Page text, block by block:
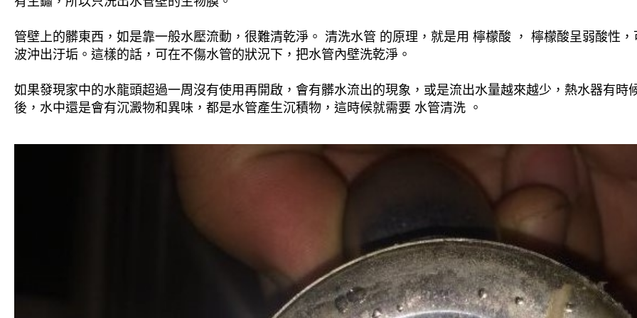
管壁上的髒東西，如是靠一般水壓流動，很難清乾淨。 清洗水管 的原理，就是用 檸檬酸 ， 檸檬酸呈弱酸性
波沖出汙垢。這樣的話，可在不傷水管的狀況下，把水管內壁洗乾淨。
如果發現家中的水龍頭超過一周沒有使用再開啟，會有髒水流出的現象，或是流出水量越來越少，熱水器有
後，水中還是會有沉澱物和異味，都是水管產生沉積物，這時候就需要 水管清洗 。